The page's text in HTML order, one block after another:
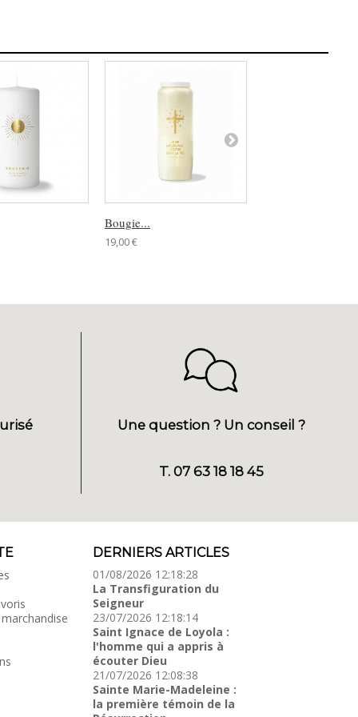
Bougie...
19,00 €
Une question ? Un conseil ?
T. 07 63 18 18 45
DERNIERS ARTICLES
01/08/2026 12:18:28
La Transfiguration du
Seigneur
23/07/2026 12:18:14
Saint Ignace de Loyola :
l'homme qui a appris à
écouter Dieu
21/07/2026 12:08:38
Sainte Marie-Madeleine :
la première témoin de la